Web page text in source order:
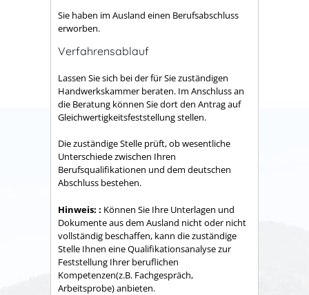
Sie haben im Ausland einen Berufsabschluss
erworben.
Verfahrensablauf
Lassen Sie sich bei der für Sie zuständigen
Handwerkskammer beraten. Im Anschluss an
die Beratung können Sie dort den Antrag auf
Gleichwertigkeitsfeststellung stellen.
Die zuständige Stelle prüft, ob wesentliche
Unterschiede zwischen Ihren
Berufsqualifikationen und dem deutschen
Abschluss bestehen.
Hinweis: : Können Sie Ihre Unterlagen und
Dokumente aus dem Ausland nicht oder nicht
vollständig beschaffen, kann die zuständige
Stelle Ihnen eine Qualifikationsanalyse zur
Feststellung Ihrer beruflichen
Kompetenzen(z.B. Fachgespräch,
Arbeitsprobe) anbieten.